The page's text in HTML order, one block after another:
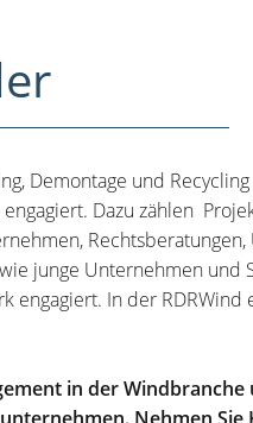
Demontage und
engagiert. Dazu zählen
junge Unternehmen
engagiert. In der
in der